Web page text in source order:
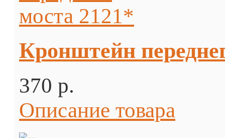
Кронштейн
370 p.
Описание товара